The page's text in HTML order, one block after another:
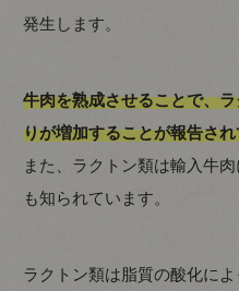
発生します。
牛肉を熟成させることで、
りが増加することが報告さ
また、ラクトン類は輸入牛
も知られています。
ラクトン類は脂質の酸化に